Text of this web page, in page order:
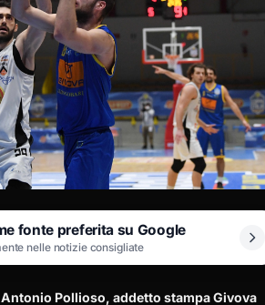
fonte preferita su Google
nelle notizie consigliate
Pollioso, addetto stampa Givova